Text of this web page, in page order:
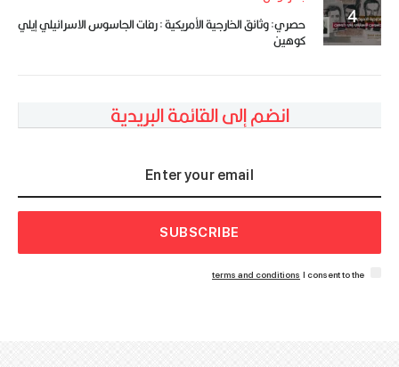
حصري: وثائق الخارجية الأمريكية : رفات الجاسوس الاسرائيلي إيلي
كوهين
انضم إلى القائمة البريدية
SUBSCRIBE
I consent to the
terms and conditions